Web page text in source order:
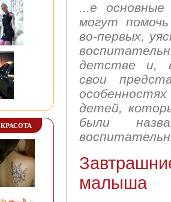
КРАСОТА
...е
могут
во-первых,
детстве и,
свои
детей,
были
малыша